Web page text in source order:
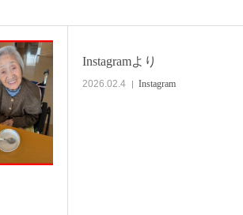
Instagramより
2026.02.4 Instagram